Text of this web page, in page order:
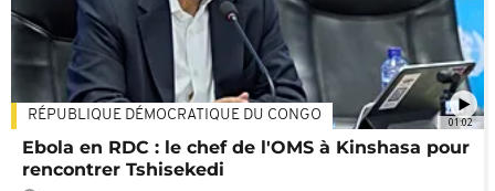
01:02
RÉPUBLIQUE DÉMOCRATIQUE DU CONGO
Ebola en RDC : le chef de l'OMS à Kinshasa pour
rencontrer Tshisekedi